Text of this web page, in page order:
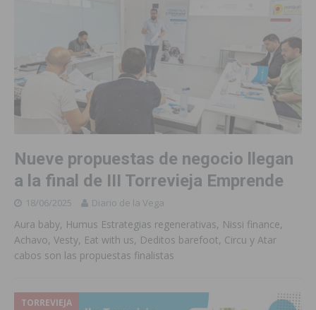
Nueve propuestas de negocio llegan
a la final de III Torrevieja Emprende
18/06/2025 Diario de la Vega
Aura baby, Humus Estrategias regenerativas, Nissi finance,
Achavo, Vesty, Eat with us, Deditos barefoot, Circu y Atar
cabos son las propuestas finalistas
TORREVIEJA